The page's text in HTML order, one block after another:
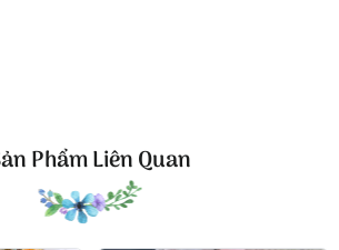
Phẩm Liên Quan